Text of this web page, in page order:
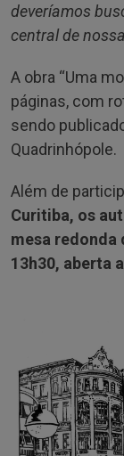
deveríamos
central de
A obra “Uma
páginas, com
sendo
Quadrinhópole.
Além de
Curitiba, os
mesa redonda
13h30, aberta